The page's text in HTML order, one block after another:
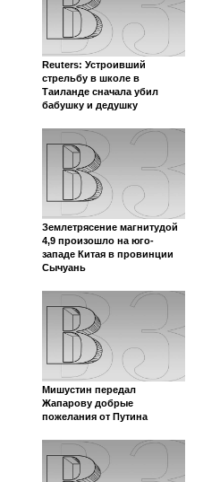
Reuters: Устроивший
стрельбу в школе в
Таиланде сначала убил
бабушку и дедушку
Землетрясение магнитудой
4,9 произошло на юго-
западе Китая в провинции
Сычуань
Мишустин передал
Жапарову добрые
пожелания от Путина